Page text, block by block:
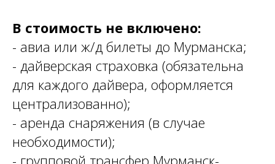
В стоимость не включено:
- авиа или ж/д билеты до Мурманска;
- дайверская страховка (обязательна
для каждого дайвера, оформляется
централизованно);
- аренда снаряжения (в случае
необходимости);